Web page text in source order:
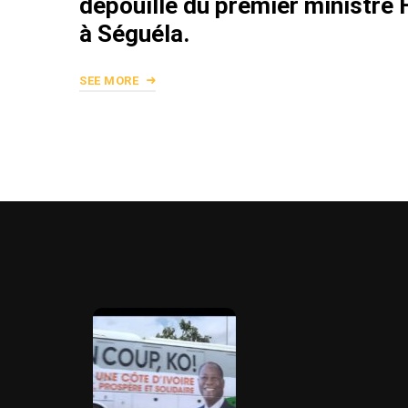
dépouille du premier ministre
à Séguéla.
SEE MORE